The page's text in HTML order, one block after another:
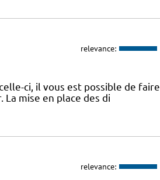
relevance:
ci, il vous est possible de faire
mise en place des di
relevance: